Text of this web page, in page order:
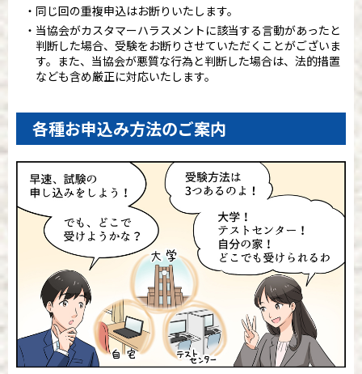
同じ回の重複申込はお断りいたします。
当協会がカスタマーハラスメントに該当する言動があったと
判断した場合、受験をお断りさせていただくことがございま
す。また、当協会が悪質な行為と判断した場合は、法的措置
なども含め厳正に対応いたします。
各種お申込み方法のご案内